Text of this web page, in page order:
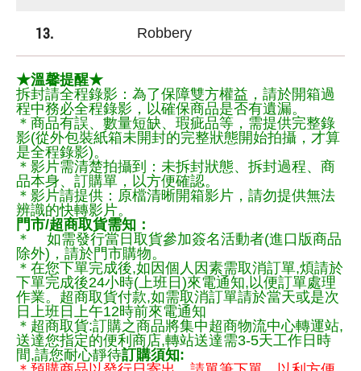
13. Robbery
★溫馨提醒★
拆封請全程錄影：為了保障雙方權益，請於開箱過
程中務必全程錄影，以確保商品是否有遺漏。
＊商品有誤、數量短缺、瑕疵品等，需提供完整錄
影(從外包裝紙箱未開封的完整狀態開始拍攝，才算
是全程錄影)。
＊影片需清楚拍攝到：未拆封狀態、拆封過程、商
品本身、訂購單，以方便確認。
＊影片請提供：原檔清晰開箱影片，請勿提供無法
辨識的快轉影片。
門市/超商取貨需知：
＊ 如需發行當日取貨參加簽名活動者(進口版商品
除外)，請於門市購物。
＊在您下單完成後,如因個人因素需取消訂單,煩請於
下單完成後24小時(上班日)來電通知,以便訂單處理
作業。超商取貨付款,如需取消訂單請於當天或是次
日上班日上午12時前來電通知
＊超商取貨:訂購之商品將集中超商物流中心轉運站,
送達您指定的便利商店,轉站送達需3-5天工作日時
間,請您耐心靜待訂購須知: